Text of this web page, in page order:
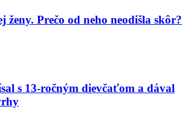
ženy. Prečo od neho neodišla skôr?
s 13-ročným dievčaťom a dával